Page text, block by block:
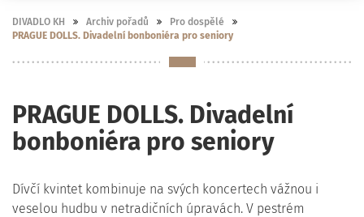
DIVADLO KH Archiv pořadů
Pro dospělé
PRAGUE DOLLS. Divadelní bonboniéra pro seniory
PRAGUE DOLLS. Divadelní
bonboniéra pro seniory
Dívčí kvintet kombinuje na svých koncertech vážnou i
veselou hudbu v netradičních úpravách. V pestrém